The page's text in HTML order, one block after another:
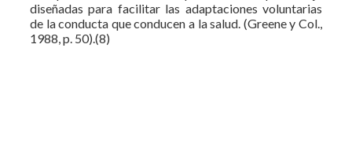
diseñadas para facilitar las adaptaciones voluntarias
de la conducta que conducen a la salud. (Greene y Col.,
1988, p. 50).(8)